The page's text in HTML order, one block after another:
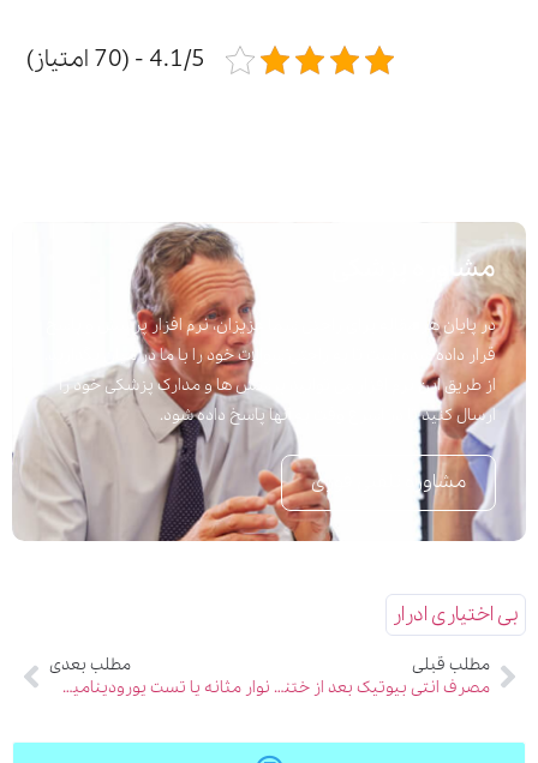
4.1/5 - (70 امتیاز)
مشاوره پزشکی
در پایان هر مقاله برای راحتی شما عزیزان، نرم افزار پرسش و پاسخ
قرار داده شده است تا به راحتی سوالات خود را با ما در میان بگذارید.
از طریق این نرم افزار می توانید پرسش ها و مدارک پزشکی خود را
ارسال کنید تا در اسرع وقت به آنها پاسخ داده شود.
مشاوره تلفنی فوری
بی اختیاری ادرار
مطلب قبلی
مصرف انتی بیوتیک بعد از ختنه و مراقبت های آن
مطلب بعدی
نوار مثانه یا تست یورودینامیک چگونه است؟ فیلم+هزینه ۱۴۰۵